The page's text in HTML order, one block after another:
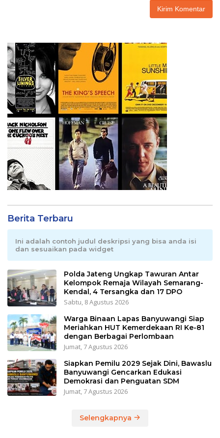
Berita Terbaru
Ini adalah contoh judul deskripsi yang bisa anda isi
dan sesuaikan pada widget
Polda Jateng Ungkap Tawuran Antar
Kelompok Remaja Wilayah Semarang-
Kendal, 4 Tersangka dan 17 DPO
Sabtu, 8 Agustus 2026
Warga Binaan Lapas Banyuwangi Siap
Meriahkan HUT Kemerdekaan RI Ke-81
dengan Berbagai Perlombaan
Jumat, 7 Agustus 2026
Siapkan Pemilu 2029 Sejak Dini, Bawaslu
Banyuwangi Gencarkan Edukasi
Demokrasi dan Penguatan SDM
Jumat, 7 Agustus 2026
Selengkapnya